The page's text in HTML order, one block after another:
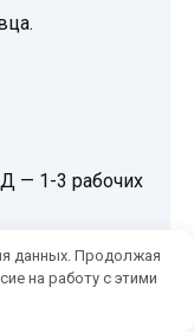
— 1-3 рабочих
в
данных. Продолжая
на работу с этими